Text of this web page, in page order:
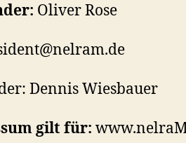
Oliver Rose
Dennis Wiesbauer
gilt für: